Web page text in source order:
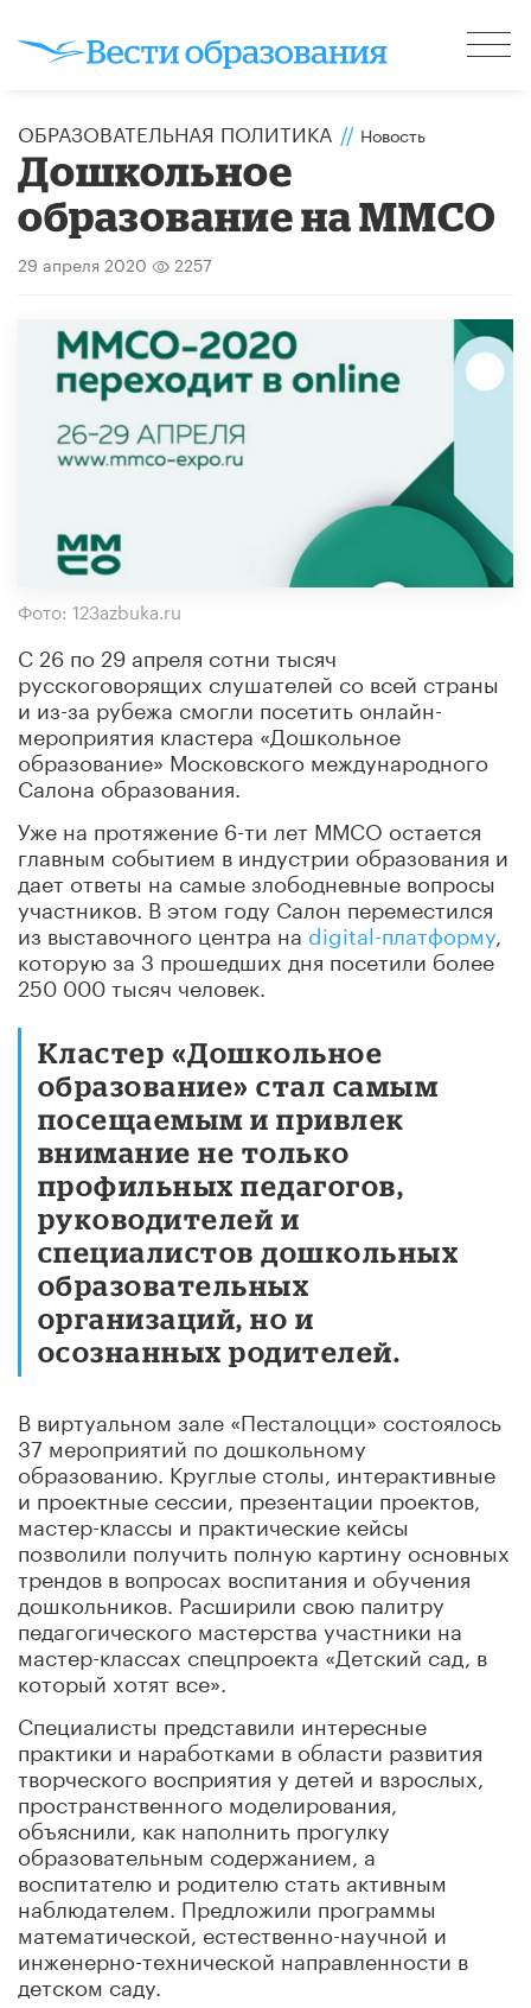
ОБРАЗОВАТЕЛЬНАЯ ПОЛИТИКА // Новость
Дошкольное
образование на ММСО
29 апреля 2020 2257
Фото: 123azbuka.ru
С 26 по 29 апреля сотни тысяч
русскоговорящих слушателей со всей страны
и из-за рубежа смогли посетить онлайн-
мероприятия кластера «Дошкольное
образование» Московского международного
Салона образования.
Уже на протяжение 6-ти лет ММСО остается
главным событием в индустрии образования и
дает ответы на самые злободневные вопросы
участников. В этом году Салон переместился
из выставочного центра на digital-платформу
которую за 3 прошедших дня посетили более
250 000 тысяч человек.
Кластер «Дошкольное
образование» стал самым
посещаемым и привлек
внимание не только
профильных педагогов,
руководителей и
специалистов дошкольных
образовательных
организаций, но и
осознанных родителей.
В виртуальном зале «Песталоцци» состоялось
37 мероприятий по дошкольному
образованию. Круглые столы, интерактивные
и проектные сессии, презентации проектов,
мастер-классы и практические кейсы
позволили получить полную картину основных
трендов в вопросах воспитания и обучения
дошкольников. Расширили свою палитру
педагогического мастерства участники на
мастер-классах спецпроекта «Детский сад, в
который хотят все».
Специалисты представили интересные
практики и наработками в области развития
творческого восприятия у детей и взрослых,
пространственного моделирования,
объяснили, как наполнить прогулку
образовательным содержанием, а
воспитателю и родителю стать активным
наблюдателем. Предложили программы
математической, естественно-научной и
инженерно-технической направленности в
детском саду.